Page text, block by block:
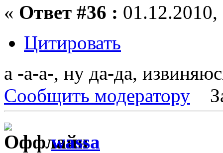
« Ответ #36 :
Цитировать
а -а-а-, ну да-да,
Сообщить модератору
wassa